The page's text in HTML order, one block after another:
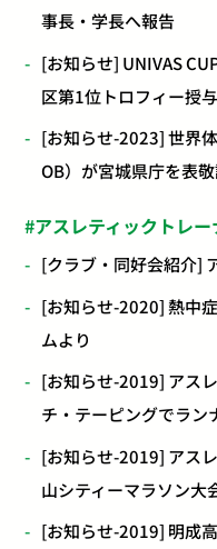
事長・学長へ報告
[お知らせ] UNIVAS
区第1位トロフィー授
[お知らせ-2023] 世界
OB）が宮城県庁を表
アスレティックトレ
[クラブ・同好会紹介]
[お知らせ-2020] 熱中
ムより
[お知らせ-2019] アス
チ・テーピングでラン
[お知らせ-2019] アス
山シティーマラソン大
[お知らせ-2019] 明成